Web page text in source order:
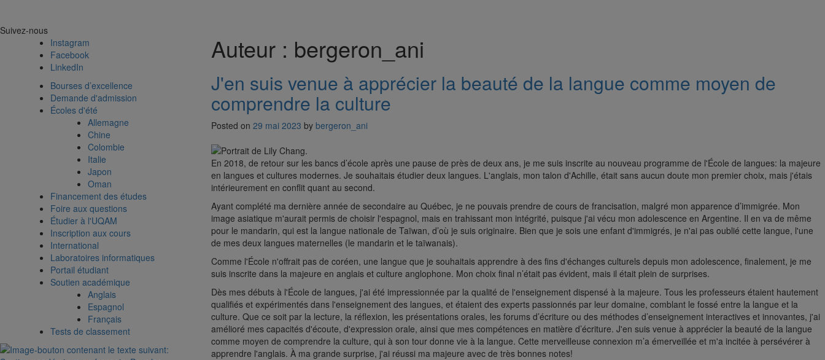
Suivez-nous
Instagram
Facebook
LinkedIn
Bourses d’excellence
Demande d'admission
Écoles d'été
Allemagne
Chine
Colombie
Italie
Japon
Oman
Financement des études
Foire aux questions
Étudier à l'UQAM
Inscription aux cours
International
Laboratoires informatiques
Portail étudiant
Soutien académique
Anglais
Espagnol
Français
Tests de classement
Auteur : bergeron_ani
J'en suis venue à apprécier la beauté de la langue comme moyen de
comprendre la culture
Posted on 29 mai 2023 by bergeron_ani
En 2018, de retour sur les bancs d’école après une pause de près de deux ans, je me suis inscrite au nouveau programme de l'École de langues: la majeure
en langues et cultures modernes. Je souhaitais étudier deux langues. L'anglais, mon talon d'Achille, était sans aucun doute mon premier choix, mais j'étais
intérieurement en conflit quant au second.
Ayant complété ma dernière année de secondaire au Québec, je ne pouvais prendre de cours de francisation, malgré mon apparence d’immigrée. Mon
image asiatique m'aurait permis de choisir l'espagnol, mais en trahissant mon intégrité, puisque j'ai vécu mon adolescence en Argentine. Il en va de même
pour le mandarin, qui est la langue nationale de Taïwan, d’où je suis originaire. Bien que je sois une enfant d'immigrés, je n'ai pas oublié cette langue, l'une
de mes deux langues maternelles (le mandarin et le taïwanais).
Comme l'École n'offrait pas de coréen, une langue que je souhaitais apprendre à des fins d'échanges culturels depuis mon adolescence, finalement, je me
suis inscrite dans la majeure en anglais et culture anglophone. Mon choix final n’était pas évident, mais il était plein de surprises.
Dès mes débuts à l'École de langues, j'ai été impressionnée par la qualité de l'enseignement dispensé à la majeure. Tous les professeurs étaient hautement
qualifiés et expérimentés dans l'enseignement des langues, et étaient des experts passionnés par leur domaine, comblant le fossé entre la langue et la
culture. Que ce soit par la lecture, la réflexion, les présentations orales, les forums d’écriture ou des méthodes d’enseignement interactives et innovantes, j'ai
amélioré mes capacités d'écoute, d'expression orale, ainsi que mes compétences en matière d’écriture. J'en suis venue à apprécier la beauté de la langue
comme moyen de comprendre la culture, qui à son tour donne vie à la langue. Cette merveilleuse connexion m’a émerveillée et m'a incitée à persévérer à
apprendre l'anglais. À ma grande surprise, j'ai réussi ma majeure avec de très bonnes notes!